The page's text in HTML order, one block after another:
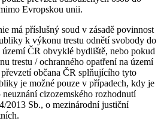
Evropskou unii.
má příslušný soud v zásadě povinnost
k výkonu trestu odnětí svobody do
ČR obvyklé bydliště, nebo pokud
trestu / ochranného opatření na území
občana ČR splňujícího tyto
je možné pouze v případech, kdy je
cizozemského rozhodnutí
2013 Sb., o mezinárodní justiční